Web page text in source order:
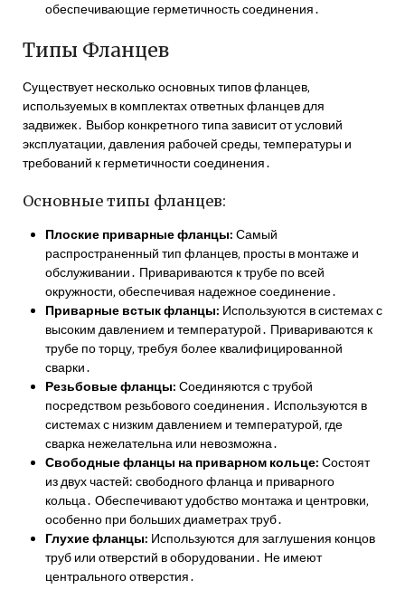
обеспечивающие герметичность соединения․
Типы Фланцев
Существует несколько основных типов фланцев‚
используемых в комплектах ответных фланцев для
задвижек․ Выбор конкретного типа зависит от условий
эксплуатации‚ давления рабочей среды‚ температуры и
требований к герметичности соединения․
Основные типы фланцев:
Плоские приварные фланцы: Самый
распространенный тип фланцев‚ просты в монтаже и
обслуживании․ Привариваются к трубе по всей
окружности‚ обеспечивая надежное соединение․
Приварные встык фланцы: Используются в системах с
высоким давлением и температурой․ Привариваются к
трубе по торцу‚ требуя более квалифицированной
сварки․
Резьбовые фланцы: Соединяются с трубой
посредством резьбового соединения․ Используются в
системах с низким давлением и температурой‚ где
сварка нежелательна или невозможна․
Свободные фланцы на приварном кольце: Состоят
из двух частей: свободного фланца и приварного
кольца․ Обеспечивают удобство монтажа и центровки‚
особенно при больших диаметрах труб․
Глухие фланцы: Используются для заглушения концов
труб или отверстий в оборудовании․ Не имеют
центрального отверстия․